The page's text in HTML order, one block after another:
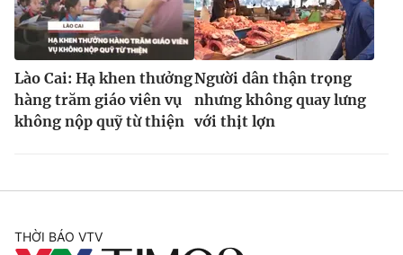
Lào Cai: Hạ khen thưởng
hàng trăm giáo viên vụ
không nộp quỹ từ thiện
Người dân thận trọng
nhưng không quay lưng
với thịt lợn
THỜI BÁO VTV